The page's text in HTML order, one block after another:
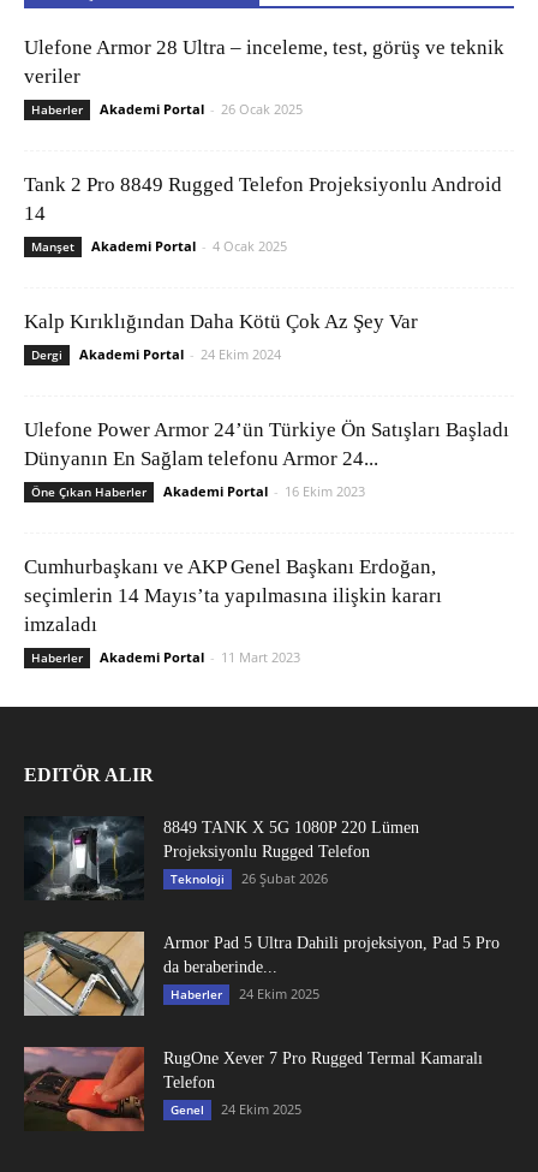
Ulefone Armor 28 Ultra – inceleme, test, görüş ve teknik
veriler
Haberler Akademi Portal - 26 Ocak 2025
Tank 2 Pro 8849 Rugged Telefon Projeksiyonlu Android
14
Manşet Akademi Portal - 4 Ocak 2025
Kalp Kırıklığından Daha Kötü Çok Az Şey Var
Dergi Akademi Portal - 24 Ekim 2024
Ulefone Power Armor 24’ün Türkiye Ön Satışları Başladı
Dünyanın En Sağlam telefonu Armor 24...
Öne Çıkan Haberler Akademi Portal - 16 Ekim 2023
Cumhurbaşkanı ve AKP Genel Başkanı Erdoğan,
seçimlerin 14 Mayıs’ta yapılmasına ilişkin kararı
imzaladı
Haberler Akademi Portal - 11 Mart 2023
EDITÖR ALIR
8849 TANK X 5G 1080P 220 Lümen
Projeksiyonlu Rugged Telefon
Teknoloji 26 Şubat 2026
Armor Pad 5 Ultra Dahili projeksiyon, Pad 5 Pro
da beraberinde...
Haberler 24 Ekim 2025
RugOne Xever 7 Pro Rugged Termal Kamaralı
Telefon
Genel 24 Ekim 2025